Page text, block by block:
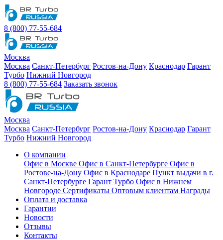
8 (800) 77-55-684
Москва
Москва Санкт-Петербург Ростов-на-Дону Краснодар Гарант
Турбо Нижний Новгород
8 (800) 77-55-684 Заказать звонок
Москва
Москва Санкт-Петербург Ростов-на-Дону Краснодар Гарант
Турбо Нижний Новгород
О компании
Офис в Москве Офис в Санкт-Петербурге Офис в
Ростове-на-Дону Офис в Краснодаре Пункт выдачи в г.
Санкт-Петербурге Гарант Турбо Офис в Нижнем
Новгороде Сертификаты Оптовым клиентам Награды
Оплата и доставка
Гарантии
Новости
Отзывы
Контакты